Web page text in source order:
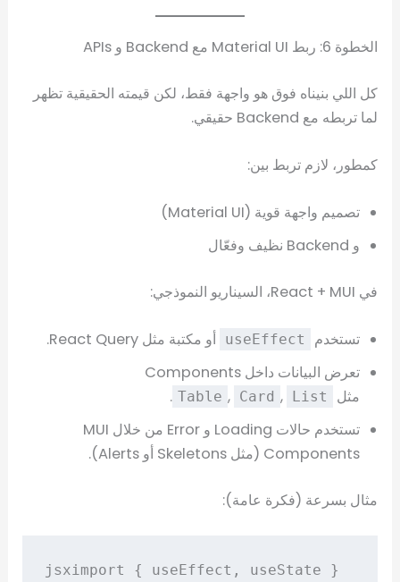
الخطوة 6: ربط Material UI مع Backend و APIs
كل اللي بنيناه فوق هو واجهة فقط، لكن قيمته الحقيقية تظهر
لما تربطه مع Backend حقيقي.
كمطور، لازم تربط بين:
تصميم واجهة قوية (Material UI)
و Backend نظيف وفعّال
في React + MUI، السيناريو النموذجي:
تستخدم useEffect أو مكتبة مثل React Query.
تعرض البيانات داخل Components
مثل
Table , Card , List
.
تستخدم حالات Loading و Error من خلال MUI
Components (مثل Skeletons أو Alerts).
مثال بسرعة (فكرة عامة):
jsximport { useEffect, useState }